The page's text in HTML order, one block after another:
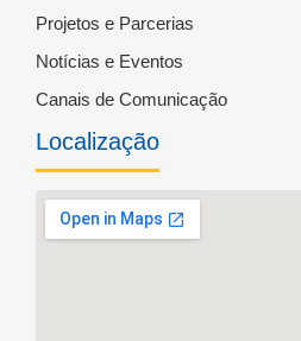
Projetos e Parcerias
Notícias e Eventos
Canais de Comunicação
Localização